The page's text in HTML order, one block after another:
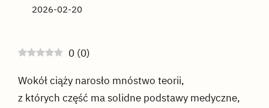
2026-02-20
0 (0)
Wokół ciąży narosło mnóstwo teorii,
z których część ma solidne podstawy medyczne,